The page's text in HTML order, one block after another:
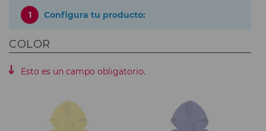
1 Configura tu producto:
COLOR
Esto es un campo obligatorio.